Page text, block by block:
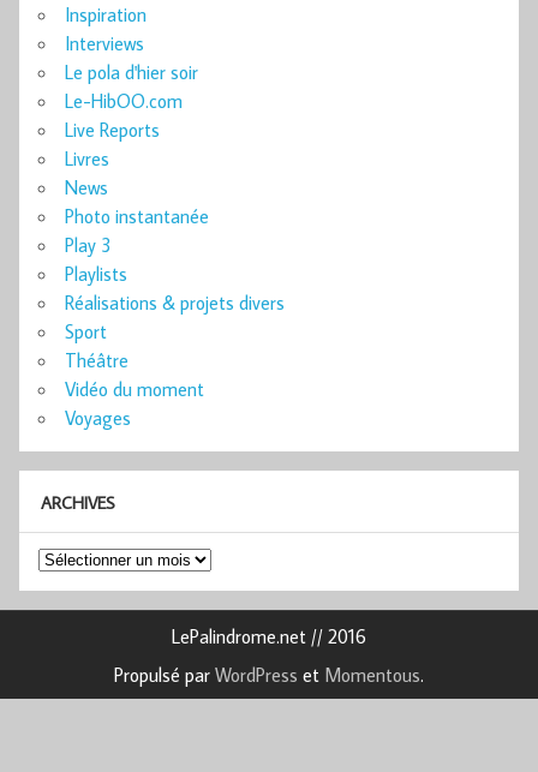
Inspiration
Interviews
Le pola d'hier soir
Le-HibOO.com
Live Reports
Livres
News
Photo instantanée
Play 3
Playlists
Réalisations & projets divers
Sport
Théâtre
Vidéo du moment
Voyages
ARCHIVES
Archives
LePalindrome.net // 2016
Propulsé par WordPress et Momentous.